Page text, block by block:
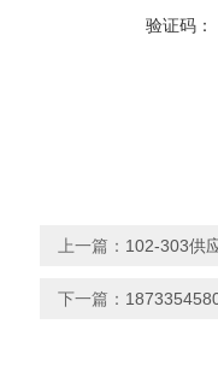
验证码：
上一篇： 102-303供
下一篇：